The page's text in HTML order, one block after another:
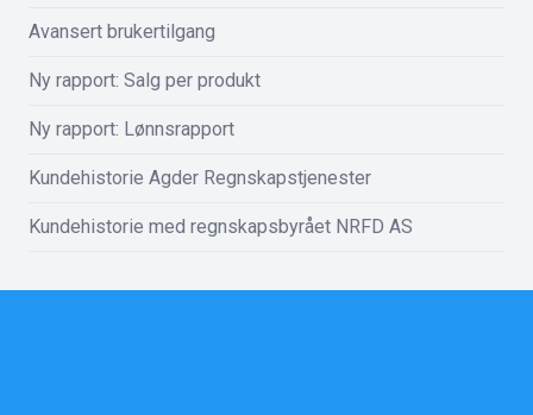
Avansert brukertilgang
Ny rapport: Salg per produkt
Ny rapport: Lønnsrapport
Kundehistorie Agder Regnskapstjenester
Kundehistorie med regnskapsbyrået NRFD AS